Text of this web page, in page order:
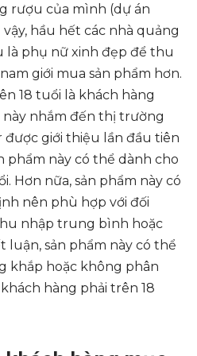
rượu của mình (dự án
vậy, hầu hết các nhà quảng
là phụ nữ xinh đẹp để thu
giới mua sản phẩm hơn.
18 tuổi là khách hàng
này nhắm đến thị trường
được giới thiệu lần đầu tiên
phẩm này có thể dành cho
Hơn nữa, sản phẩm này có
nên phù hợp với đối
nhập trung bình hoặc
luận, sản phẩm này có thể
khắp hoặc không phân
hàng phải trên 18